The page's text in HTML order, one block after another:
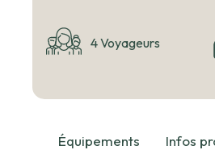
4 Voyageurs
Équipements Infos